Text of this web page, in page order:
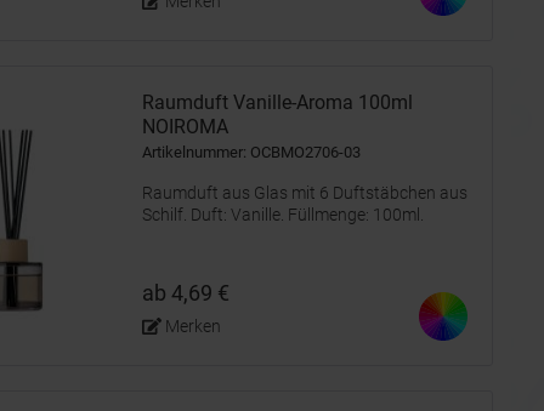
Raumduft Vanille-Aroma 100ml
NOIROMA
Artikelnummer: OCBMO2706-03
Raumduft aus Glas mit 6 Duftstäbchen aus
Schilf. Duft: Vanille. Füllmenge: 100ml.
ab 4,69 €
Merken